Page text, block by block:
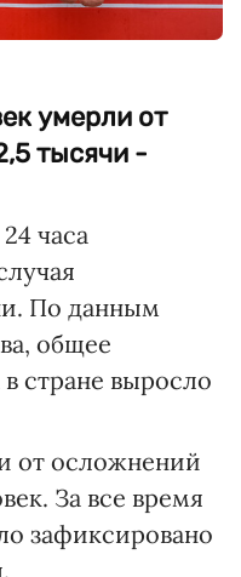
умерли от
тысячи -
часа
По данным
общее
стране выросло
от осложнений
За все время
зафиксировано